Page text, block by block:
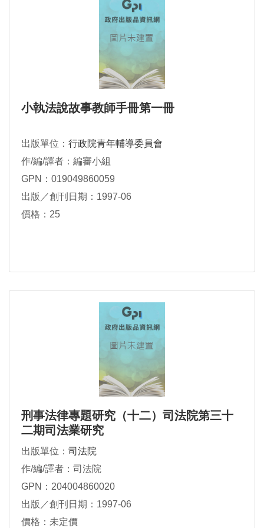
小執法說故事教師手冊第一冊
出版單位： 行政院青年輔導委員會
作/編/譯者：編審小組
GPN：019049860059
出版／創刊日期：1997-06
價格：25
刑事法律專題研究（十二）司法院第三十
二期司法業研究
出版單位： 司法院
作/編/譯者：司法院
GPN：204004860020
出版／創刊日期：1997-06
價格：未定價